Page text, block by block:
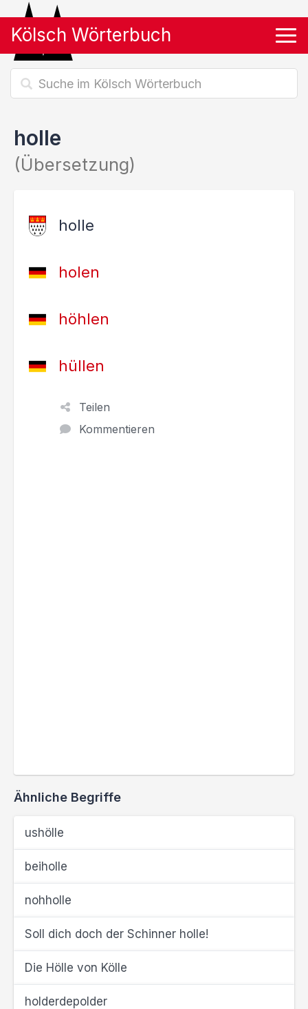
Kölsch Wörterbuch
holle
(Übersetzung)
holle
holen
höhlen
hüllen
Teilen
Kommentieren
Ähnliche Begriffe
ushölle
beiholle
nohholle
Soll dich doch der Schinner holle!
Die Hölle von Kölle
holderdepolder